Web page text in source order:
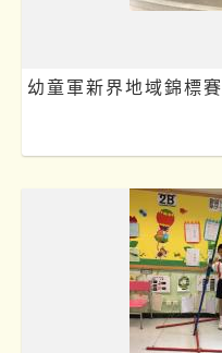
幼童軍新界地域錦標賽